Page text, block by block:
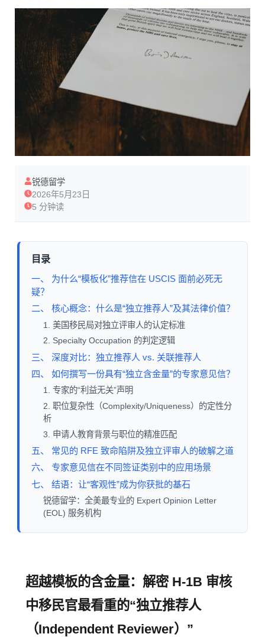
锐德留学
2026年5月23日
5 分钟读
目录
一、 为什么“模板化”推荐信在 USCIS 面前必死无
疑？
二、 核心概念：什么是“独立推荐人”及其法律价值？
1. 美国移民局对独立评审人的认定标准
2. Specialty Occupation 的判定逻辑
三、 深度对比：独立推荐人 vs. 关联推荐人
四、 如何撰写一份具有“独立含金量”的专家意见信？
1. 专家的“利益无关”声明
2. 职位复杂性（Complexity/Uniqueness）的定性分
析
3. 申请人教育背景与职位的精准匹配
五、 常见的 RFE 致命陷阱及独立评审人的破解之道
六、 专家意见信在不同签证类别中的应用场景
七、 结语：让“客观性”成为你获批的基石
锐德留学：全美最专业的 Expert Opinion Letter
(EOL) 服务机构
超越模板的含金量：解密 H-1B 审核
中移民官最看重的“独立推荐人
（Independent Reviewer）”